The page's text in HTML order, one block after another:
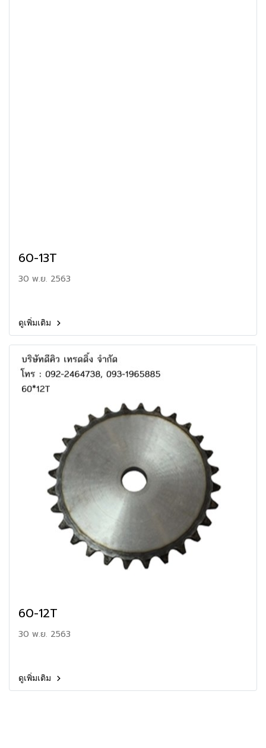
60-13T
30 พ.ย. 2563
ดูเพิ่มเติม
60-12T
30 พ.ย. 2563
ดูเพิ่มเติม